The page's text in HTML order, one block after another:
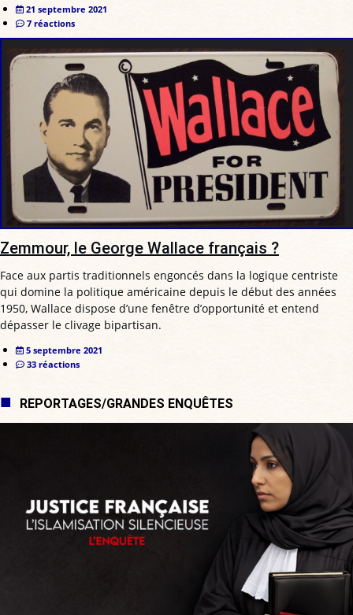
21 septembre 2021
7 réactions
Zemmour, le George Wallace français ?
Face aux partis traditionnels engoncés dans la logique centriste
qui domine la politique américaine depuis le début des années
1950, Wallace dispose d’une fenêtre d’opportunité et entend
dépasser le clivage bipartisan.
5 septembre 2021
33 réactions
REPORTAGES/GRANDES ENQUÊTES